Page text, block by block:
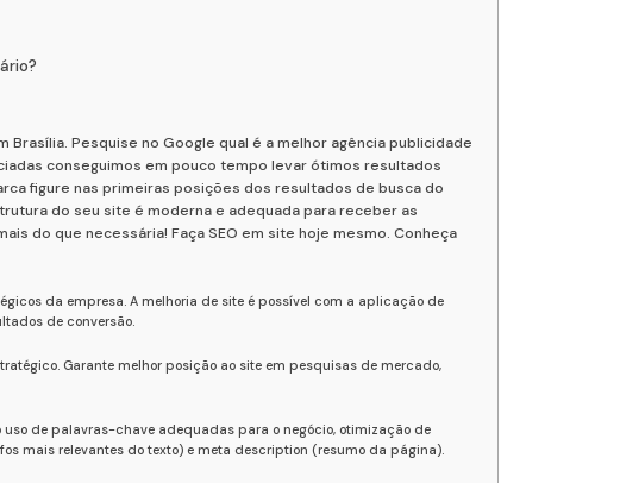
Brasília. Pesquise no Google qual é a melhor agência publicidade
conseguimos em pouco tempo levar ótimos resultados
figure nas primeiras posições dos resultados de busca do
do seu site é moderna e adequada para receber as
do que necessária! Faça SEO em site hoje mesmo. Conheça
da empresa. A melhoria de site é possível com a aplicação de
de conversão.
Garante melhor posição ao site em pesquisas de mercado,
de palavras-chave adequadas para o negócio, otimização de
mais relevantes do texto) e meta description (resumo da página).